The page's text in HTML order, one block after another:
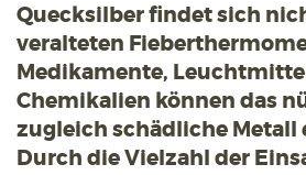
Quecksilber findet sich
veralteten
Medikamente,
Chemikalien können das
zugleich schädliche Metall
Durch die Vielzahl der